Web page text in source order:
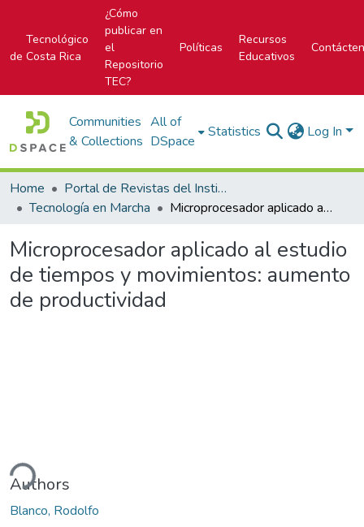
Tecnológico
de Costa Rica
¿Cómo
publicar en
el
Repositorio
TEC?
Políticas
Recursos
Educativos
Communities
& Collections
All of
DSpace
Statistics Log In
Home
Portal de Revistas del Instituto Tecnológico de Costa Rica
Tecnología en Marcha
Microprocesador aplicado al estudio de tiempos y movimientos: aumento de productividad
Microprocesador aplicado al estudio
de tiempos y movimientos: aumento
de productividad
Authors
Blanco, Rodolfo